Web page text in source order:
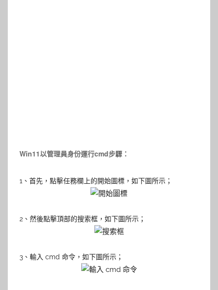
Win11以管理員身份運行cmd步驟：
1、首先，點擊任務欄上的開始圖標，如下圖所示；
2、然後點擊頂部的搜索框 ，如下圖所示；
3、輸入 cmd 命令 ，如下圖所示；